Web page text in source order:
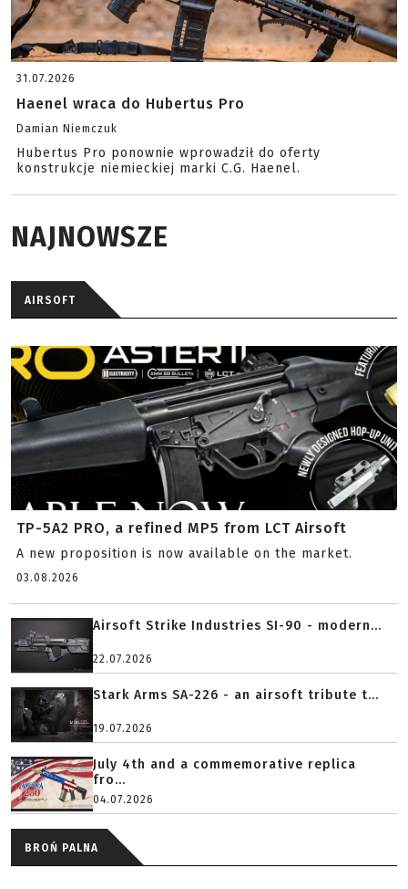
31.07.2026
Haenel wraca do Hubertus Pro
Damian Niemczuk
Hubertus Pro ponownie wprowadził do oferty
konstrukcje niemieckiej marki C.G. Haenel.
NAJNOWSZE
AIRSOFT
TP-5A2 PRO, a refined MP5 from LCT Airsoft
A new proposition is now available on the market.
03.08.2026
Airsoft Strike Industries SI-90 - modern...
22.07.2026
Stark Arms SA-226 - an airsoft tribute t...
19.07.2026
July 4th and a commemorative replica
fro...
04.07.2026
BROŃ PALNA